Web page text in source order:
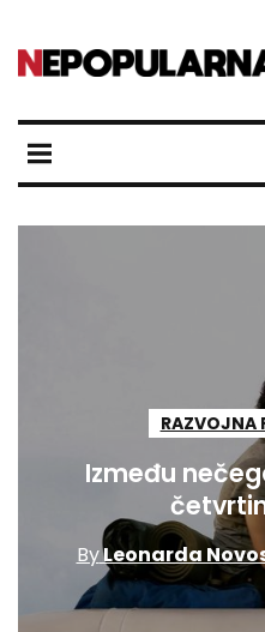
RAZVOJNA
Između
ByLeonarda